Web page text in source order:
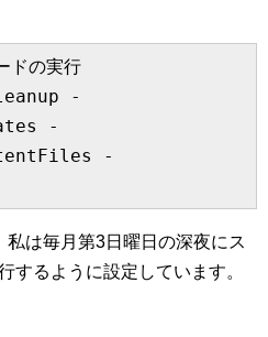
ドの実行
-
-
-
私は毎月第3日曜日の深夜にス
するように設定しています。